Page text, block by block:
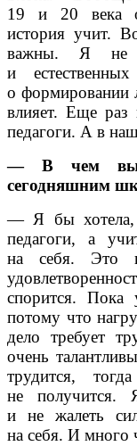
19 и 20 века
история учит.
важны. Я не
и
о формировании
влияет. Еще раз
педагоги. А в
— В чем вы
сегодняшним
— Я бы хотела,
педагоги, а
на себя. Это
спорится. Пока
потому что
дело требует
очень
трудится,
не получится.
и не жалеть
на себя. И много